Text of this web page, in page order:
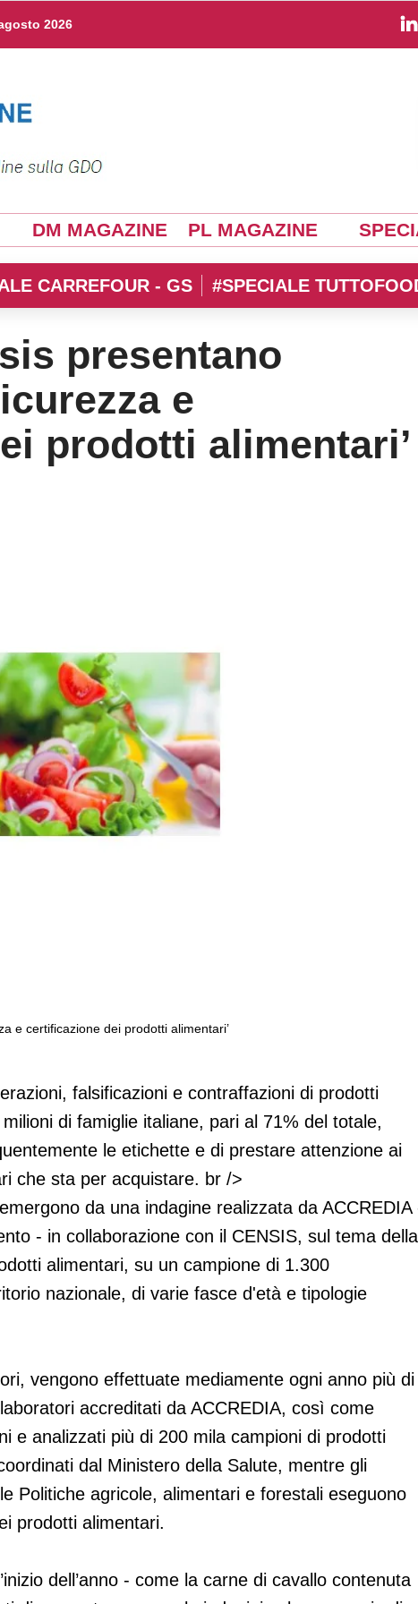
2026
DM MAGAZINE PL MAGAZINE
CARREFOUR - GS #SPECIALE
presentano
e
prodotti alimentari’
e certificazione dei prodotti alimentari’
l'indagine su ‘Sicurezza e certificazione
falsificazioni e contraffazioni di prodotti
di famiglie italiane, pari al 71% del totale,
le etichette e di prestare attenzione ai
che sta per acquistare. br />
da una indagine realizzata da ACCREDIA
- in collaborazione con il CENSIS, sul tema della
alimentari, su un campione di 1.300
nazionale, di varie fasce d'età e tipologie
vengono effettuate mediamente ogni anno più di
accreditati da ACCREDIA, così come
e analizzati più di 200 mila campioni di prodotti
dal Ministero della Salute, mentre gli
Politiche agricole, alimentari e forestali eseguono
prodotti alimentari.
dell’anno - come la carne di cavallo contenuta